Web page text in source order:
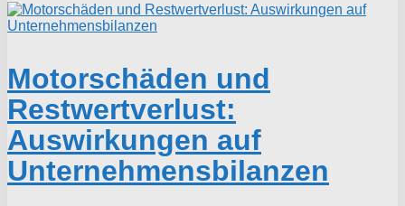
Motorschäden und
Restwertverlust:
Auswirkungen auf
Unternehmensbilanzen